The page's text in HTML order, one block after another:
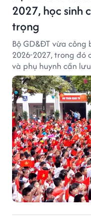
2027, học sinh
trọng
Bộ GD&ĐT vừa công
2026-2027, trong đó
và phụ huynh cần